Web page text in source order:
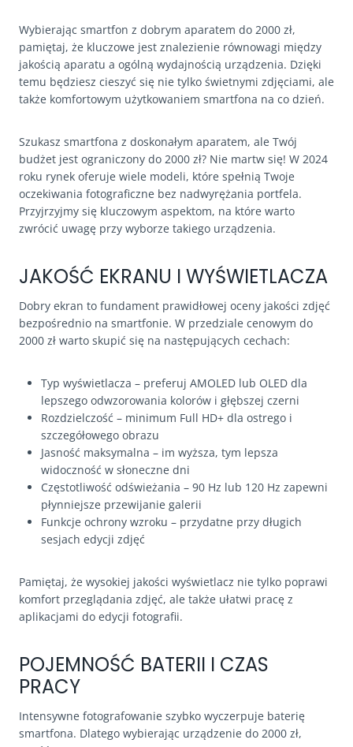
Wybierając smartfon z dobrym aparatem do 2000 zł,
pamiętaj, że kluczowe jest znalezienie równowagi między
jakością aparatu a ogólną wydajnością urządzenia. Dzięki
temu będziesz cieszyć się nie tylko świetnymi zdjęciami, ale
także komfortowym użytkowaniem smartfona na co dzień.
Szukasz smartfona z doskonałym aparatem, ale Twój
budżet jest ograniczony do 2000 zł? Nie martw się! W 2024
roku rynek oferuje wiele modeli, które spełnią Twoje
oczekiwania fotograficzne bez nadwyrężania portfela.
Przyjrzyjmy się kluczowym aspektom, na które warto
zwrócić uwagę przy wyborze takiego urządzenia.
JAKOŚĆ EKRANU I WYŚWIETLACZA
Dobry ekran to fundament prawidłowej oceny jakości zdjęć
bezpośrednio na smartfonie. W przedziale cenowym do
2000 zł warto skupić się na następujących cechach:
Typ wyświetlacza – preferuj AMOLED lub OLED dla
lepszego odwzorowania kolorów i głębszej czerni
Rozdzielczość – minimum Full HD+ dla ostrego i
szczegółowego obrazu
Jasność maksymalna – im wyższa, tym lepsza
widoczność w słoneczne dni
Częstotliwość odświeżania – 90 Hz lub 120 Hz zapewni
płynniejsze przewijanie galerii
Funkcje ochrony wzroku – przydatne przy długich
sesjach edycji zdjęć
Pamiętaj, że wysokiej jakości wyświetlacz nie tylko poprawi
komfort przeglądania zdjęć, ale także ułatwi pracę z
aplikacjami do edycji fotografii.
POJEMNOŚĆ BATERII I CZAS
PRACY
Intensywne fotografowanie szybko wyczerpuje baterię
smartfona. Dlatego wybierając urządzenie do 2000 zł,